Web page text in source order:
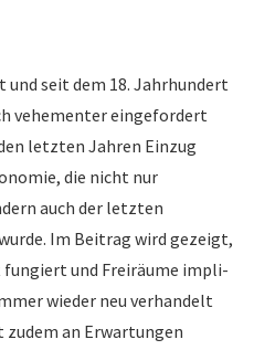
und seit dem 18. Jahrhundert
vehe­men­ter eingefordert
letzten Jahren Einzug
die nicht nur
auch der letzten
Im Beitrag wird gezeigt,
fungiert und Freiräume impli­
wieder neu verhandelt
zudem an Er­wartungen